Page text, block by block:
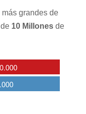
más grandes de
10 Millones de